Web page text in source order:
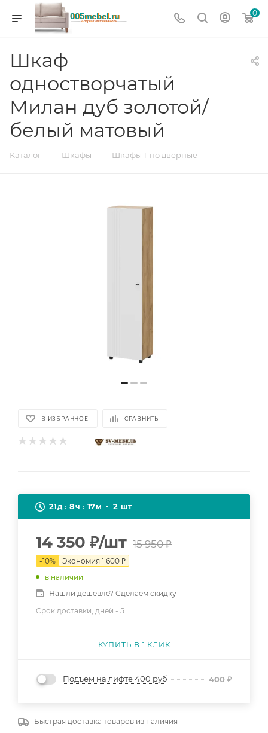
0
Шкаф
одностворчатый
Милан дуб золотой/
белый матовый
Каталог — Шкафы — Шкафы 1-но дверные
В ИЗБРАННОЕ СРАВНИТЬ
21д 8ч 17м 2 шт
14 350 ₽/шт 15 950₽
-10% Экономия 1 600 ₽
в наличии
Нашли дешевле? Сделаем скидку
Срок доставки, дней - 5
КУПИТЬ В 1 КЛИК
Подъем на лифте 400 руб 400 ₽
Быстрая доставка товаров из наличия